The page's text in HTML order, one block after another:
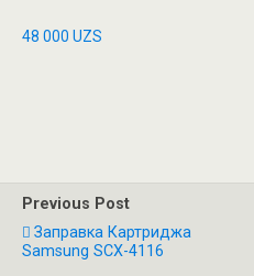
48 000 UZS
Previous Post
Заправка Картриджа
Samsung SCX-4116